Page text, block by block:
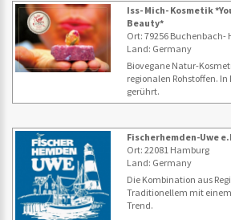
Iss- Mich- Kosmetik
Beauty*
Ort: 79256 Buchenbach-
Land: Germany
Biovegane Natur-
regionalen Rohstoffen. In
gerührt.
Fischerhemden-Uwe
Ort: 22081 Hamburg
Land: Germany
Die Kombination aus
Traditionellem mit
Trend.